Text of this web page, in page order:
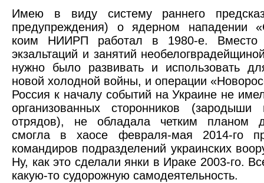
Имею в виду систему раннего
предупреждения) о ядерном нападении
коим НИИРП работал в 1980-е. Вместо
экзальтаций и занятий
нужно было развивать и использовать
новой холодной войны, и операции
Россия к началу событий на Украине не
организованных сторонников (зародыши
отрядов), не обладала четким планом
смогла в хаосе февраля-мая 2014-го
командиров подразделений украинских
Ну, как это сделали янки в Ираке 2003-го.
какую-то судорожную самодеятельность.